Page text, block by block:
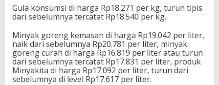
Gula konsumsi di harga Rp18.271 per kg, turun tipis
dari sebelumnya tercatat Rp18.540 per kg.
Minyak goreng kemasan di harga Rp19.042 per liter,
naik dari sebelumnya Rp20.781 per liter, minyak
goreng curah di harga Rp16.819 per liter atau turun
dari sebelumnya tercatat Rp17.831 per liter, produk
Minyakita di harga Rp17.092 per liter, turun dari
sebelumnya di level Rp17.617 per liter.